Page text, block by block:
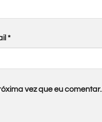
*
vez que eu comentar.